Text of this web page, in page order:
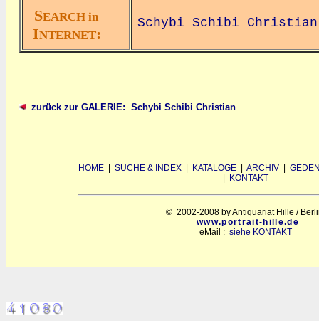
SEARCH in
INTERNET:
Schybi Schibi Christian
zurück zur GALERIE: Schybi Schibi Christian
HOME SUCHE & INDEX KATALOGE ARCHIV
KONTAKT
© 2002-2008 by Antiquariat Hille /
www.portrait-hille.de
eMail : siehe KONTAKT